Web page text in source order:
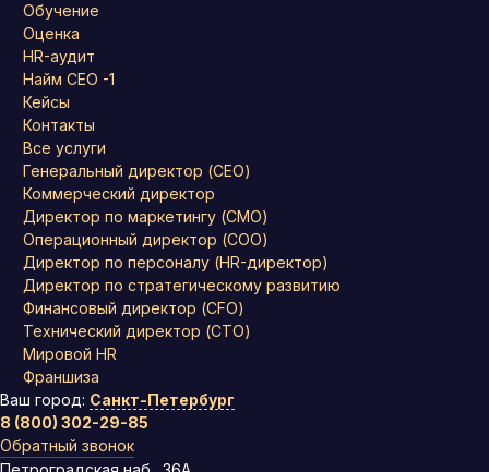
Обучение
Оценка
HR-аудит
Найм СЕО -1
Кейсы
Контакты
Все услуги
Генеральный директор (CEO)
Коммерческий директор
Директор по маркетингу (CMO)
Операционный директор (COO)
Директор по персоналу (HR-директор)
Директор по стратегическому развитию
Финансовый директор (CFO)
Технический директор (CTO)
Мировой HR
Франшиза
Ваш город: Санкт-Петербург
8 (800) 302-29-85
Обратный звонок